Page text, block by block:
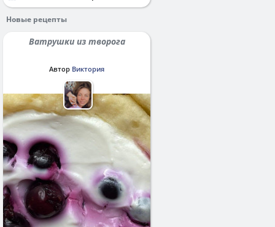
Новые рецепты
Ватрушки из творога
Автор Виктория